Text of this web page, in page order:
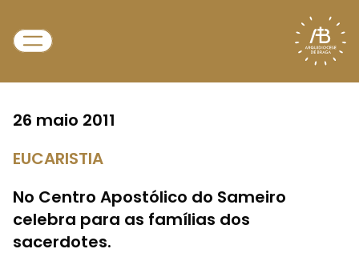
26 maio 2011
EUCARISTIA
No Centro Apostólico do Sameiro
celebra para as famílias dos
sacerdotes.